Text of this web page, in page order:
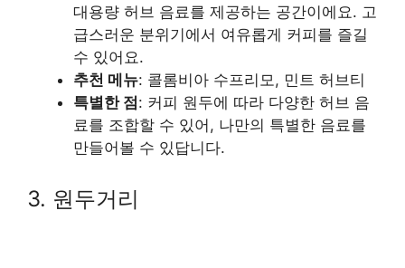
대용량 허브 음료를 제공하는 공간이에요. 고
급스러운 분위기에서 여유롭게 커피를 즐길
수 있어요.
추천 메뉴: 콜롬비아 수프리모, 민트 허브티
특별한 점 : 커피 원두에 따라 다양한 허브 음
료를 조합할 수 있어, 나만의 특별한 음료를
만들어볼 수 있답니다.
3. 원두거리